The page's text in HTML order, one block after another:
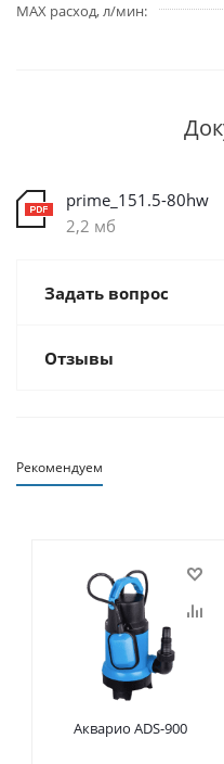
MAX расход, л/мин
prime_151.5-80hw
2,2 мб
Задать вопрос
Отзывы
Рекомендуем
Акварио ADS-900